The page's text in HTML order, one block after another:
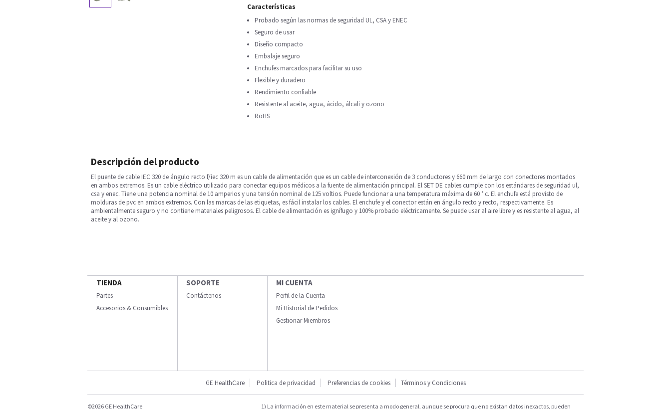
Características
Probado según las normas de seguridad UL, CSA y ENEC
Seguro de usar
Diseño compacto
Embalaje seguro
Enchufes marcados para facilitar su uso
Flexible y duradero
Rendimiento confiable
Resistente al aceite, agua, ácido, álcali y ozono
RoHS
Descripción del producto
El puente de cable IEC 320 de ángulo recto f/iec 320 m es un cable de alimentación que es un cable de interconexión de 3 conductores y 660 mm de largo con conectores montados
en ambos extremos. Es un cable eléctrico utilizado para conectar equipos médicos a la fuente de alimentación principal. El SET DE cables cumple con los estándares de seguridad ul,
csa y enec. Tiene una potencia nominal de 10 amperios y una tensión nominal de 125 voltios. Puede funcionar a una temperatura máxima de 60 ° c. El enchufe está provisto de
molduras de pvc en ambos extremos. Con las marcas de las etiquetas, es fácil instalar los cables. El enchufe y el conector están en ángulo recto y recto, respectivamente. Es
ambientalmente seguro y no contiene materiales peligrosos. El cable de alimentación es ignífugo y 100% probado eléctricamente. Se puede usar al aire libre y es resistente al agua, al
aceite y al ozono.
TIENDA
Partes
Accesorios & Consumibles
SOPORTE
Contáctenos
MI CUENTA
Perfil de la Cuenta
Mi Historial de Pedidos
Gestionar Miembros
GE HealthCare Politica de privacidad Preferencias de cookies Términos y Condiciones
©2026 GE HealthCare 1) La información en este material se presenta a modo general, aunque se procura que no existan datos inexactos, pueden